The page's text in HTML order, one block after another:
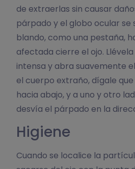
de extraerlas sin causar
párpado y el globo ocular se
blando, como una pestaña,
afectada cierre el ojo.
intensa y abra suavemente el
el cuerpo extraño, dígale
hacia abajo, y a uno y otro
desvía el párpado en la
Higiene
Cuando se localice la